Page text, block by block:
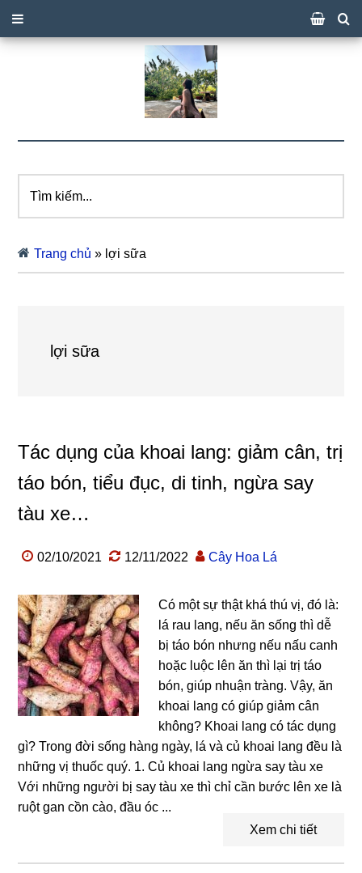
kiếm...
Trang chủ » lợi sữa
lợi sữa
Tác dụng của khoai lang: giảm cân, trị
táo bón, tiểu đục, di tinh, ngừa say
tàu xe…
02/10/2021 12/11/2022 Cây Hoa Lá
Có một sự thật khá thú vị, đó là:
lá rau lang, nếu ăn sống thì dễ
bị táo bón nhưng nếu nấu canh
hoặc luộc lên ăn thì lại trị táo
bón, giúp nhuận tràng. Vậy, ăn
khoai lang có giúp giảm cân
không? Khoai lang có tác dụng
gì? Trong đời sống hàng ngày, lá và củ khoai lang đều là
những vị thuốc quý. 1. Củ khoai lang ngừa say tàu xe
Với những người bị say tàu xe thì chỉ cần bước lên xe là
ruột gan cồn cào, đầu óc ...
Xem chi tiết